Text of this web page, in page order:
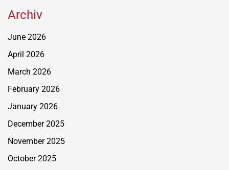
Archiv
June 2026
April 2026
March 2026
February 2026
January 2026
December 2025
November 2025
October 2025